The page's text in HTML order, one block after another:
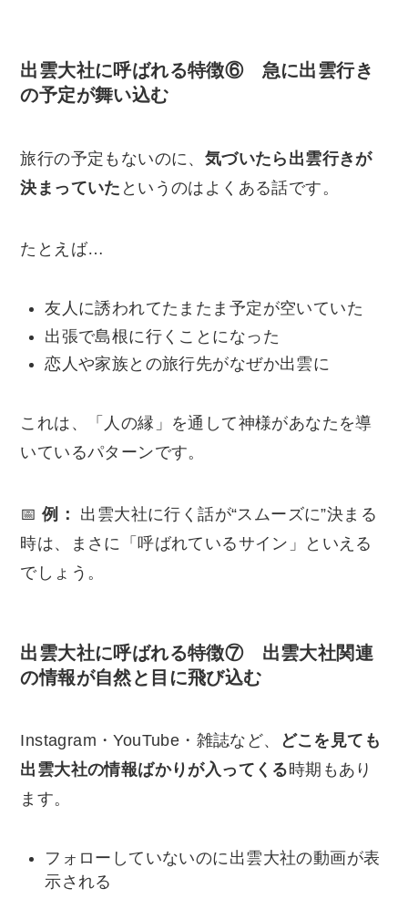
出雲大社に呼ばれる特徴⑥ 急に出雲行き
の予定が舞い込む
旅行の予定もないのに、 気づいたら出雲行きが
決まっていた というのはよくある話です。
たとえば…
友人に誘われてたまたま予定が空いていた
出張で島根に行くことになった
恋人や家族との旅行先がなぜか出雲に
これは、「人の縁」を通して神様があなたを導
いているパターンです。
📅例：
出雲大社に行く話が“スムーズに”決まる
時は、まさに「呼ばれているサイン」といえる
でしょう。
出雲大社に呼ばれる特徴⑦ 出雲大社関連
の情報が自然と目に飛び込む
Instagram・YouTube・雑誌など、
どこを見ても
出雲大社の情報ばかりが入ってくる時期もあり
ます。
フォローしていないのに出雲大社の動画が表
示される